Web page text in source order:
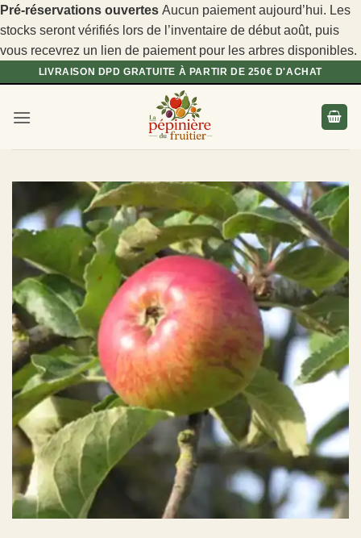
Pré-réservations ouvertes Aucun paiement aujourd’hui. Les
stocks seront vérifiés lors de l’inventaire de début août, puis
vous recevrez un lien de paiement pour les arbres disponibles.
Passer
contenu
LIVRAISON DPD GRATUITE À PARTIR DE 250€ D'ACHAT